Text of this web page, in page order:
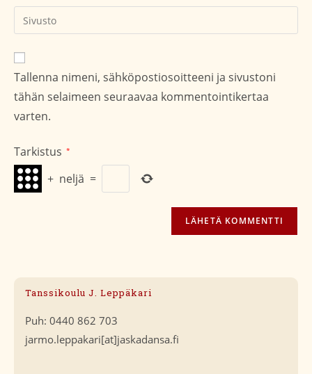
kommentoidaksesi
Kirjoita
sivustosi
verkko-
osoite/URL
(valinnainen)
Tallenna nimeni, sähköpostiosoitteeni ja sivustoni
tähän selaimeen seuraavaa kommentointikertaa
varten.
Tarkistus *
+ neljä =
Tanssikoulu J. Leppäkari
Puh: 0440 862 703
jarmo.leppakari[at]jaskadansa.fi